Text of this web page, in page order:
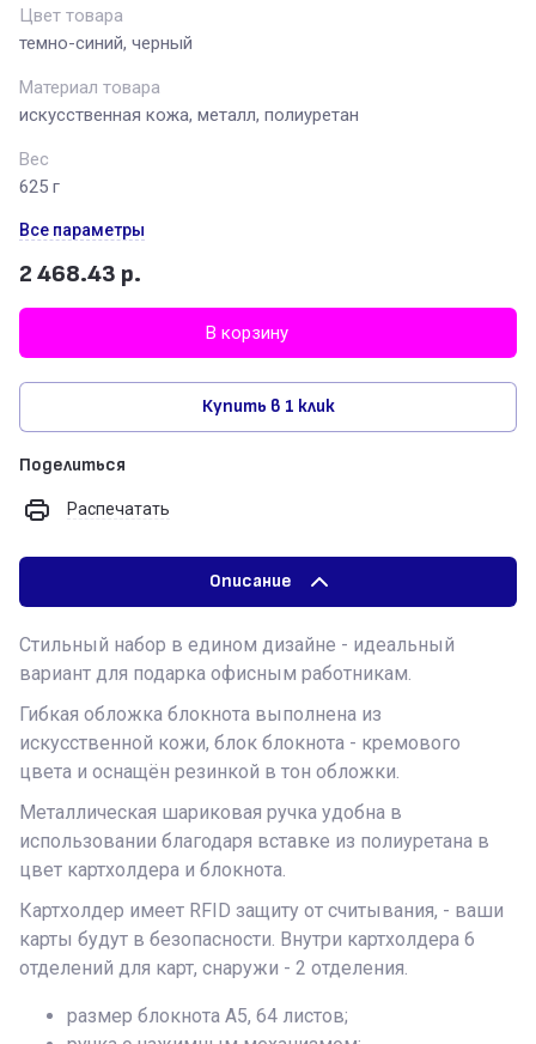
Цвет товара
темно-синий, черный
Материал товара
искусственная кожа, металл, полиуретан
Вес
625 г
Все параметры
2 468.43 р.
В корзину
Купить в 1 клик
Поделиться
Распечатать
Описание
Стильный набор в едином дизайне - идеальный
вариант для подарка офисным работникам.
Гибкая обложка блокнота выполнена из
искусственной кожи, блок блокнота - кремового
цвета и оснащён резинкой в тон обложки.
Металлическая шариковая ручка удобна в
использовании благодаря вставке из полиуретана в
цвет картхолдера и блокнота.
Картхолдер имеет RFID защиту от считывания, - ваши
карты будут в безопасности. Внутри картхолдера 6
отделений для карт, снаружи - 2 отделения.
размер блокнота А5, 64 листов;